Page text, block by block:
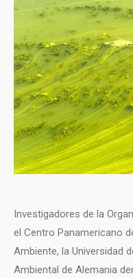
Investigadores de la
el Centro Panamericano
Ambiente, la Universidad
Ambiental de Alemania